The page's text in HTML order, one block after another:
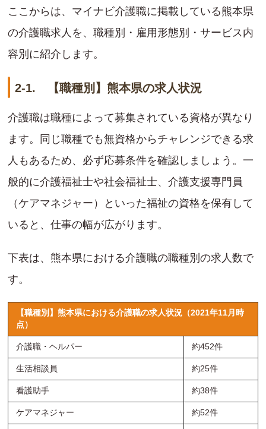
ここからは、マイナビ介護職に掲載している熊本県
の介護職求人を、職種別・雇用形態別・サービス内
容別に紹介します。
2-1. 【職種別】熊本県の求人状況
介護職は職種によって募集されている資格が異なり
ます。同じ職種でも無資格からチャレンジできる求
人もあるため、必ず応募条件を確認しましょう。一
般的に介護福祉士や社会福祉士、介護支援専門員
（ケアマネジャー）といった福祉の資格を保有して
いると、仕事の幅が広がります。
下表は、熊本県における介護職の職種別の求人数で
す。
【職種別】熊本県における介護職の求人状況（2021年11月時
点）
介護職・ヘルパー 約452件
生活相談員 約25件
看護助手 約38件
ケアマネジャー 約52件